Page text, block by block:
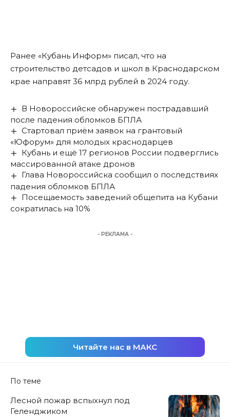
Ранее «Кубань Информ» писал, что на
строительство детсадов и школ в Краснодарском
крае направят 36 млрд рублей в 2024 году.
В Новороссийске обнаружен пострадавший
после падения обломков БПЛА
Стартовал приём заявок на грантовый
«Юфорум» для молодых краснодарцев
Кубань и ещё 17 регионов России подверглись
массированной атаке дронов
Глава Новороссийска сообщил о последствиях
падения обломков БПЛА
Посещаемость заведений общепита на Кубани
сократилась на 10%
- РЕКЛАМА -
Читайте нас в МАКС
По теме
Лесной пожар вспыхнул под
Геленджиком